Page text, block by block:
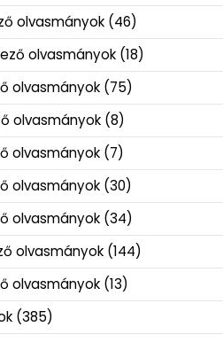
olvasmányok (46)
olvasmányok (18)
olvasmányok (75)
olvasmányok (8)
olvasmányok (7)
olvasmányok (30)
olvasmányok (34)
olvasmányok (144)
olvasmányok (13)
(385)